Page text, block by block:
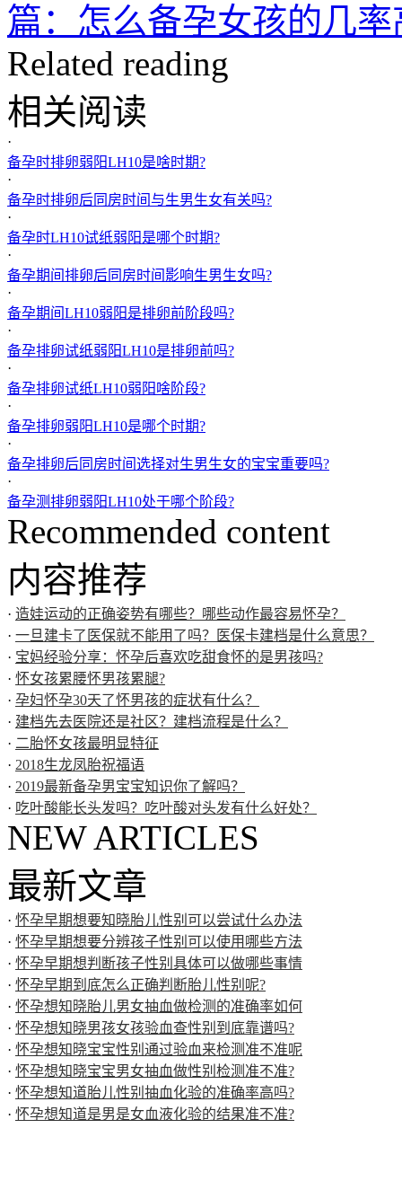
篇：怎么备孕女孩的几
Related reading
相关阅读
·
备孕时排卵弱阳LH10是啥时期?
·
备孕时排卵后同房时间与生男生女有关吗?
·
备孕时LH10试纸弱阳是哪个时期?
·
备孕期间排卵后同房时间影响生男生女吗?
·
备孕期间LH10弱阳是排卵前阶段吗?
·
备孕排卵试纸弱阳LH10是排卵前吗?
·
备孕排卵试纸LH10弱阳啥阶段?
·
备孕排卵弱阳LH10是哪个时期?
·
备孕排卵后同房时间选择对生男生女的宝宝重要吗?
·
备孕测排卵弱阳LH10处于哪个阶段?
Recommended content
内容推荐
· 造娃运动的正确姿势有哪些？哪些动作最容易怀孕？
· 一旦建卡了医保就不能用了吗？医保卡建档是什么意思？
· 宝妈经验分享：怀孕后喜欢吃甜食怀的是男孩吗?
· 怀女孩累腰怀男孩累腿?
· 孕妇怀孕30天了怀男孩的症状有什么？
· 建档先去医院还是社区？建档流程是什么？
· 二胎怀女孩最明显特征
· 2018生龙凤胎祝福语
· 2019最新备孕男宝宝知识你了解吗？
· 吃叶酸能长头发吗？吃叶酸对头发有什么好处？
NEW ARTICLES
最新文章
· 怀孕早期想要知晓胎儿性别可以尝试什么办法
· 怀孕早期想要分辨孩子性别可以使用哪些方法
· 怀孕早期想判断孩子性别具体可以做哪些事情
· 怀孕早期到底怎么正确判断胎儿性别呢?
· 怀孕想知晓胎儿男女抽血做检测的准确率如何
· 怀孕想知晓男孩女孩验血查性别到底靠谱吗?
· 怀孕想知晓宝宝性别通过验血来检测准不准呢
· 怀孕想知晓宝宝男女抽血做性别检测准不准?
· 怀孕想知道胎儿性别抽血化验的准确率高吗?
· 怀孕想知道是男是女血液化验的结果准不准?